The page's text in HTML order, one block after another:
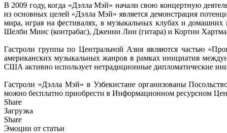
В 2009 году, когда «Дэлла Мэй» начали свою концертную
из основных целей «Дэлла Мэй» является демонстрация
мира, играя на фестивалях, в музыкальных клубах и
Шелби Минс (контрабас), Дженни Лин (гитара) и Кортни
Гастроли группы по Центральной Азия являются частью
американских музыкальных жанров в рамках инициатив
США активно использует нетрадиционные дипломатические
Гастроли «Дэлла Мэй» в Узбекистане организованы
можно бесплатно приобрести в Информационном ресурсном
Share
Загрузка
Share
Эмоции от статьи